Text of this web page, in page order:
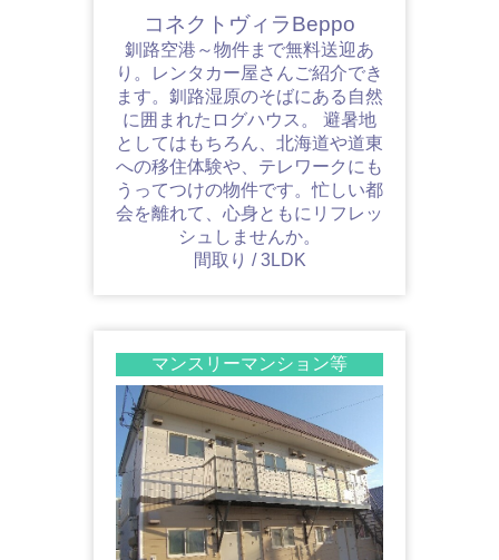
コネクトヴィラBeppo
釧路空港～物件まで無料送迎あ
り。レンタカー屋さんご紹介でき
ます。釧路湿原のそばにある自然
に囲まれたログハウス。 避暑地
としてはもちろん、北海道や道東
への移住体験や、テレワークにも
うってつけの物件です。忙しい都
会を離れて、心身ともにリフレッ
シュしませんか。
間取り / 3LDK
マンスリーマンション等